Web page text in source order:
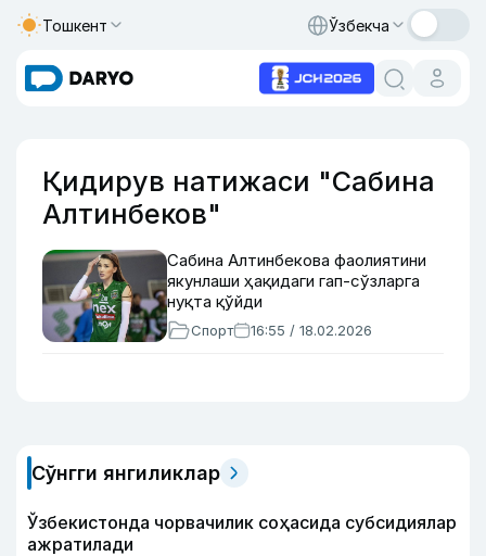
Тошкент Ўзбекча
Қидирув натижаси "Сабина
Алтинбеков"
Сабина Алтинбекова фаолиятини
якунлаши ҳақидаги гап-сўзларга
нуқта қўйди
Спорт 16:55 / 18.02.2026
Сўнгги янгиликлар
Ўзбекистонда чорвачилик соҳасида субсидиялар
ажратилади